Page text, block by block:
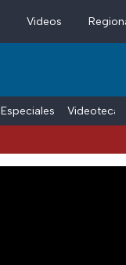
Videos
Especiales Videoteca